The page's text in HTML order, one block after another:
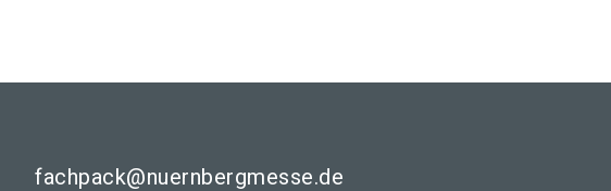
fachpack@nuernbergmesse.de